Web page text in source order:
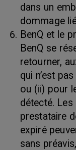
dans un
dommage
BenQ et le
BenQ se
retourner,
qui n’est
ou (ii) pour
détecté.
prestataire
expiré
sans